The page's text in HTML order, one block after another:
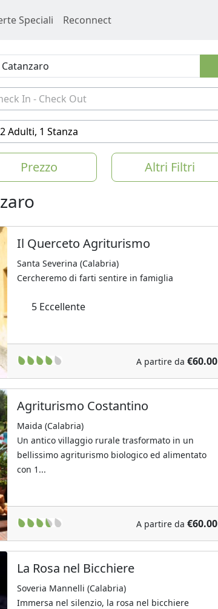
Speciali Reconnect
2 Adulti, 1 Stanza
Prezzo Altri Filtri
Il Querceto Agriturismo
Santa Severina (Calabria)
Cercheremo di farti sentire in famiglia
5 Eccellente
A partire da €60.00
Agriturismo Costantino
Maida (Calabria)
Un antico villaggio rurale trasformato in un
bellissimo agriturismo biologico ed alimentato
con 1...
A partire da €60.00
La Rosa nel Bicchiere
Soveria Mannelli (Calabria)
Immersa nel silenzio, la rosa nel bicchiere